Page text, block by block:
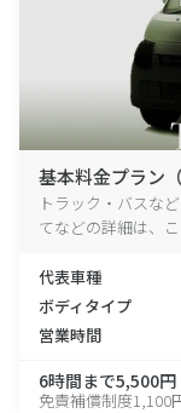
基本料金プラン（
トラック・バスな
てなどの詳細は、
代表車種
ボディタイプ
営業時間
6時間まで5,500円
免責補償制度1,100